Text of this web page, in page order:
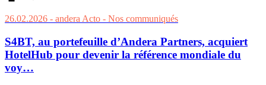
26.02.2026 - andera Acto - Nos communiqués
S4BT, au portefeuille d’Andera Partners, acquiert
HotelHub pour devenir la référence mondiale du
voy…